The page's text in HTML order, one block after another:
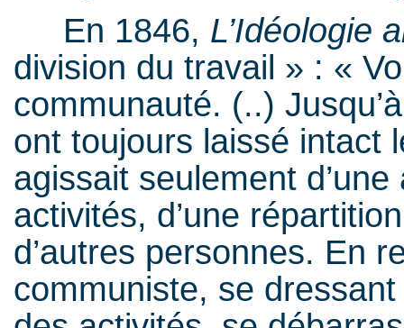
En 1846, L’Idéologie
division du travail » : «
communauté. (..)
ont toujours laissé intact
agissait seulement
activités, d’une
d’autres personnes. En
communiste, se